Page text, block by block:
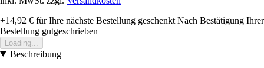
+14,92 € für Ihre nächste Bestellung geschenkt Nach Bestätigung Ihrer
Bestellung gutgeschrieben
Loading...
Beschreibung